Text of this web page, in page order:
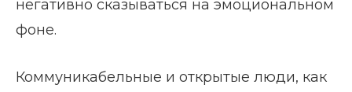
негативно сказываться на эмоциональном
фоне.
Коммуникабельные и открытые люди, как